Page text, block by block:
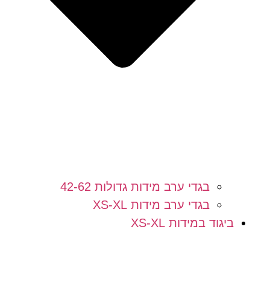
בגדי ערב מידות גדולות 42-62
בגדי ערב מידות XS-XL
ביגוד במידות XS-XL